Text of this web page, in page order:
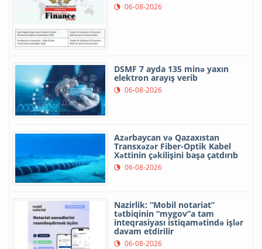
06-08-2026
DSMF 7 ayda 135 minə yaxın
elektron arayış verib
06-08-2026
Azərbaycan və Qazaxıstan
Transxəzər Fiber-Optik Kabel
Xəttinin çəkilişini başa çatdırıb
06-08-2026
Nazirlik: “Mobil notariat”
tətbiqinin “mygov”a tam
inteqrasiyası istiqamətində işlər
davam etdirilir
06-08-2026